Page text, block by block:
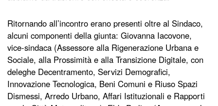
Ritornando all’incontro erano presenti oltre al Sindaco,
alcuni componenti della giunta: Giovanna Iacovone,
vice-sindaca (Assessore alla Rigenerazione Urbana e
Sociale, alla Prossimità e alla Transizione Digitale, con
deleghe Decentramento, Servizi Demografici,
Innovazione Tecnologica, Beni Comuni e Riuso Spazi
Dismessi, Arredo Urbano, Affari Istituzionali e Rapporti